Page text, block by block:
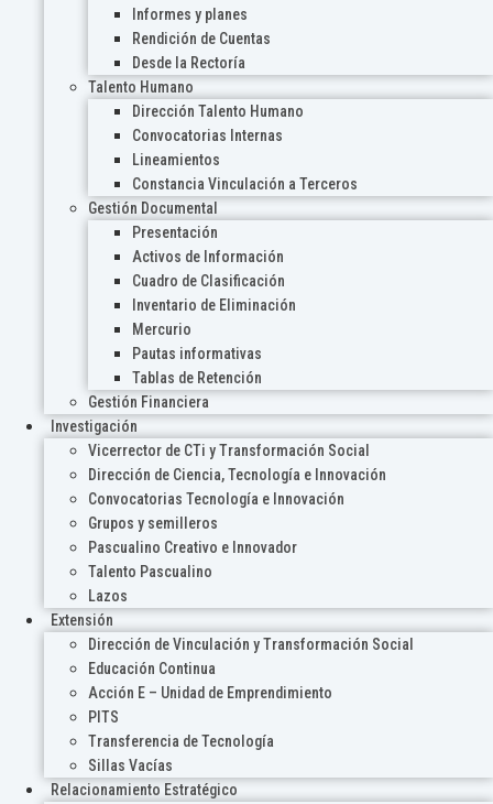
Informes y planes
Rendición de Cuentas
Desde la Rectoría
Talento Humano
Dirección Talento Humano
Convocatorias Internas
Lineamientos
Constancia Vinculación a Terceros
Gestión Documental
Presentación
Activos de Información
Cuadro de Clasificación
Inventario de Eliminación
Mercurio
Pautas informativas
Tablas de Retención
Gestión Financiera
Investigación
Vicerrector de CTi y Transformación Social
Dirección de Ciencia, Tecnología e Innovación
Convocatorias Tecnología e Innovación
Grupos y semilleros
Pascualino Creativo e Innovador
Talento Pascualino
Lazos
Extensión
Dirección de Vinculación y Transformación Social
Educación Continua
Acción E – Unidad de Emprendimiento
PITS
Transferencia de Tecnología
Sillas Vacías
Relacionamiento Estratégico